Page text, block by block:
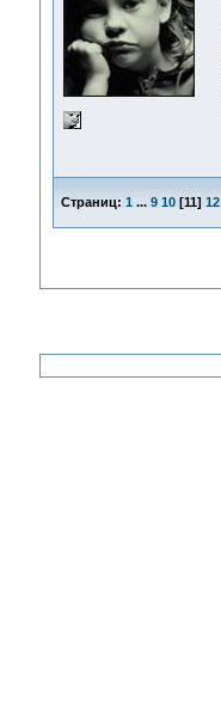
Страниц: 1 ... 9 10[11] 12